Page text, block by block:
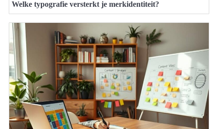
Welke typografie versterkt je merkidentiteit?